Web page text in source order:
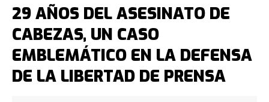
29 AÑOS DEL ASESINATO DE
CABEZAS, UN CASO
EMBLEMÁTICO EN LA DEFENSA
DE LA LIBERTAD DE PRENSA